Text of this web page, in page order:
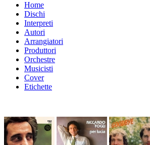
Home
Dischi
Interpreti
Autori
Arrangiatori
Produttori
Orchestre
Musicisti
Cover
Etichette